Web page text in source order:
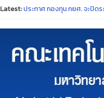
Latest:
ประกาศมหาวิทยาลัยราชภั
ประกาศ กองทุน กยศ. จะปิด
ร่วมสืบสานและอนุรักษ์ศิล
ขอแสดงความยินดีแก่คณาจา